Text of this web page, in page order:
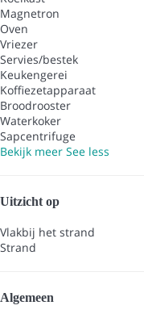
Magnetron
Oven
Vriezer
Servies/bestek
Keukengerei
Koffiezetapparaat
Broodrooster
Waterkoker
Sapcentrifuge
Bekijk meer See less
Uitzicht op
Vlakbij het strand
Strand
Algemeen